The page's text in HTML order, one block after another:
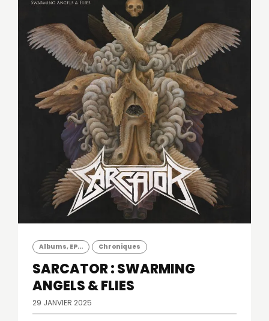
Albums, EP... Chroniques
SARCATOR : SWARMING
ANGELS & FLIES
29 JANVIER 2025